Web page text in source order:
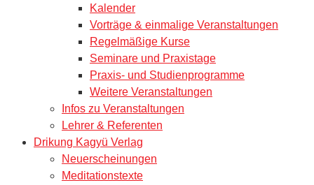
Kalender
Vorträge & einmalige Veranstaltungen
Regelmäßige Kurse
Seminare und Praxistage
Praxis- und Studienprogramme
Weitere Veranstaltungen
Infos zu Veranstaltungen
Lehrer & Referenten
Drikung Kagyü Verlag
Neuerscheinungen
Meditationstexte